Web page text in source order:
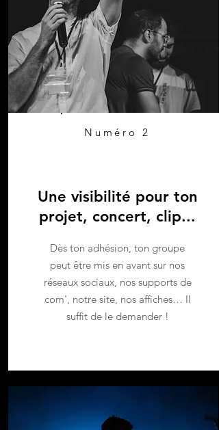
Numéro 2
Une visibilité pour ton
projet, concert, clip...
Dès ton adhésion, ton groupe
peut être mis en avant sur nos
réseaux sociaux, nos supports de
com', notre site, nos affiches… Il
suffit de le demander !